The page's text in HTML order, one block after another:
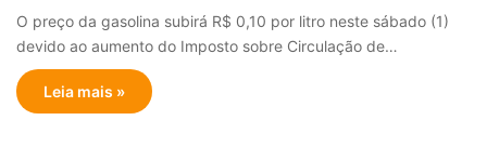
O preço da gasolina subirá R$ 0,10 por litro neste sábado (1)
devido ao aumento do Imposto sobre Circulação de…
Leia mais »